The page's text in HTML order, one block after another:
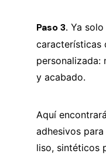
Paso 3. Ya
características
personalizada:
y acabado.
Aquí
adhesivos
liso, sintéticos